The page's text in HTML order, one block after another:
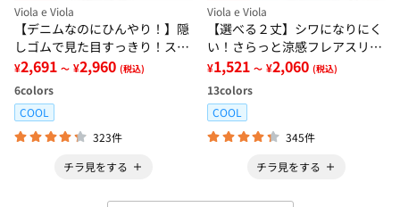
Viola e Viola
【デニムなのにひんやり！】隠
しゴムで見た目すっきり！スト
レッチ楽ちんデニム
¥2,691 ～ ¥2,960 (税込)
6colors
COOL
323件
チラ見をする
Viola e Viola
【選べる２丈】シワになりにく
い！さらっと涼感フレアスリー
ブブラウス
¥1,521 ～ ¥2,060 (税込)
13colors
COOL
345件
チラ見をする